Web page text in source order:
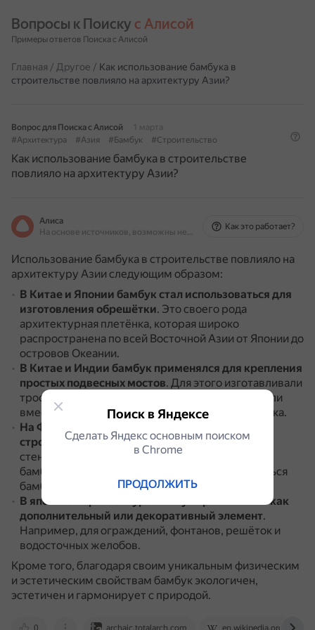
Вопросы к Поиску с Алисой
Примеры ответов Поиска с Алисой
Главная / Другое / Как использование бамбука в
строительстве повлияло на архитектуру Азии?
Вопрос для Поиска с Алисой
1 марта
#Архитектура
#Азия #Бамбук #Строительство
Как использование бамбука в строительстве
повлияло на архитектуру Азии?
Алиса
На основе источников, возможны неточности
Как это работает?
Использование бамбука в строительстве повлияло на
архитектуру Азии следующим образом:
В Китае и Японии бамбук стал использоваться для
изготовления обрешётки. Это своего рода
архитектурная плетёнка, которая широко
распространена по всей Восточной Азии от Японии до
островов Океании.
В Китае и Индии бамбук применялся для крепления
простых подвесных мостов. Для этого изготавливали
тросы из расщеплённого бамбука или скручивали
вместе целые стебли достаточно гибкого бамбука.
На Филиппинах бамбук используется для
строительства стен.Например, в хижинах нипа
стены делают из расщеплённого и сплетённого
бамбука, а в качестве опоры могут использоваться
бамбуковые рейки и шесты.
В японской архитектуре бамбук применяется как
дополнительный или декоративный элемент.
Например, для ограждений, фонтанов, решёток и
водосточных желобов.
Кроме того, благодаря своим уникальным физическим
и эстетическим свойствам бамбук экологичен,
эстетичен и гармонирует с природой.
0 archaic.totalarch.com en.wikipedia.org
Поиск в Яндексе
Сделать Яндекс основным поиском
в Сhrome
ПРОДОЛЖИТЬ